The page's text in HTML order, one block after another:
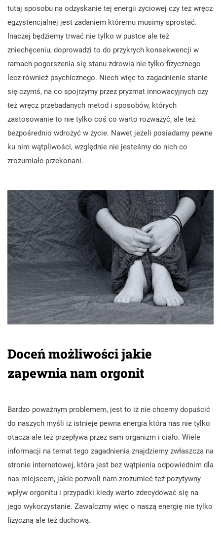
tutaj sposobu na odzyskanie tej energii życiowej czy też wręcz
egzystencjalnej jest zadaniem któremu musimy sprostać.
Inaczej będziemy trwać nie tylko w pustce ale też
zniechęceniu, doprowadzi to do przykrych konsekwencji w
ramach pogorszenia się stanu zdrowia nie tylko fizycznego
lecz również psychicznego. Niech więc to zagadnienie stanie
się czymś, na co spojrzymy przez pryzmat innowacyjnych czy
też wręcz przebadanych metod i sposobów, których
zastosowanie to nie tylko coś co warto rozważyć, ale też
bezpośrednio wdrożyć w życie. Nawet jeżeli posiadamy pewne
ku nim wątpliwości, względnie nie jesteśmy do nich co
zrozumiałe przekonani.
Doceń możliwości jakie
zapewnia nam orgonit
Bardzo poważnym problemem, jest to iż nie chcemy dopuścić
do naszych myśli iż istnieje pewna energia która nas nie tylko
otacza ale też przepływa przez sam organizm i ciało. Wiele
informacji na temat tego zagadnienia znajdziemy zwłaszcza na
stronie internetowej, która jest bez wątpienia odpowiednim dla
nas miejscem, jakie pozwoli nam zrozumieć też pozytywny
wpływ orgonitu i przypadki kiedy warto zdecydować się na
jego wykorzystanie. Zawalczmy więc o naszą energię nie tylko
fizyczną ale też duchową.